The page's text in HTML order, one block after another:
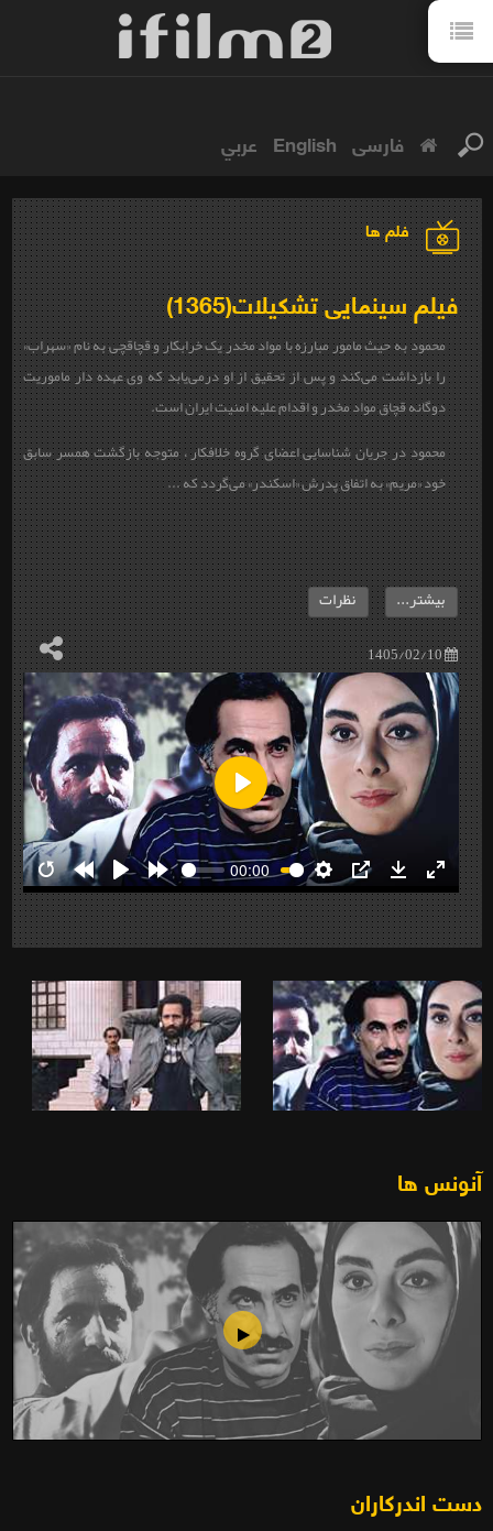
فارسی English عربي
فلم ها
فیلم سینمایی تشکیلات(1365)
محمود به حیث مامور مبارزه با مواد مخدر یک خرابکار و قچاقچی به نام «سهراب»
را بازداشت می‌کند و پس از تحقیق از او درمی‌یابد که وی عهده دار ماموریت
دوگانه قچاق مواد مخدر و اقدام علیه امنیت ایران است.
محمود در جریان شناسایی اعضای گروه خلافکار ، متوجه بازگشت همسر سابق
خود «مریم» به اتفاق پدرش «اسکندر» می‌گردد که ...
1405/02/10
بیشتر... نظرات
RestartRewind
10s
Play Forward
10s
00:00
Settings
PIP Download
Enter
Play
آنونس ها
دست اندرکاران